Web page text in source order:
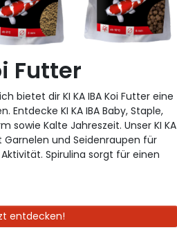
Futter
bietet dir KI KA IBA Koi Futter eine
Entdecke KI KA IBA Baby, Staple,
sowie Kalte Jahreszeit. Unser KI KA
und Seidenraupen für
Spirulina sorgt für einen
entdecken!